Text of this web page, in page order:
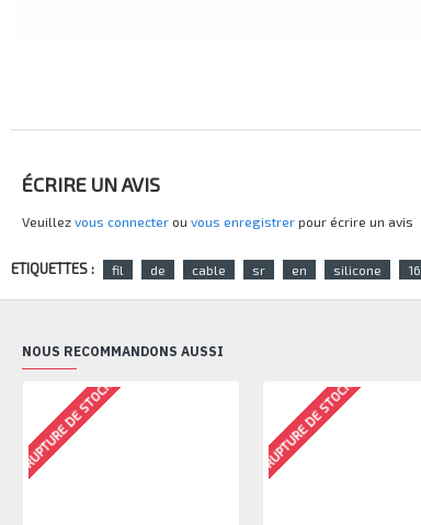
ÉCRIRE UN AVIS
Veuillez vous connecter ou vous enregistrer pour écrire un avis
ETIQUETTES : fil de cable sr en silicone 16
NOUS RECOMMANDONS AUSSI
RUPTURE DE STOCK RUPTURE DE STOCK